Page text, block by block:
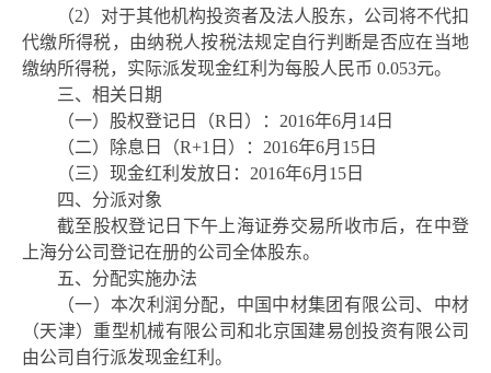
（2）对于其他机构投资者及法人股东，公司将不代扣
代缴所得税，由纳税人按税法规定自行判断是否应在当地
缴纳所得税，实际派发现金红利为每股人民币 0.053元。
三、相关日期
（一）股权登记日（R日）：2016年6月14日
（二）除息日（R+1日）：2016年6月15日
（三）现金红利发放日： 2016年6月15日
四、分派对象
截至股权登记日下午上海证券交易所收市后，在中登
上海分公司登记在册的公司全体股东。
五、分配实施办法
（一）本次利润分配，中国中材集团有限公司、中材
（天津）重型机械有限公司和北京国建易创投资有限公司
由公司自行派发现金红利。